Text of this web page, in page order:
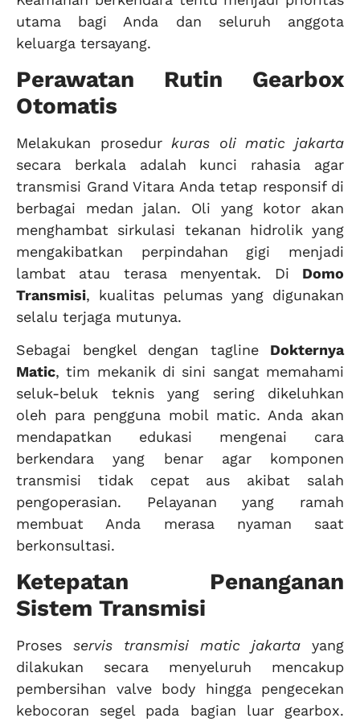
utama bagi Anda dan seluruh anggota
keluarga tersayang.
Perawatan Rutin Gearbox
Otomatis
Melakukan prosedur kuras oli matic jakarta
secara berkala adalah kunci rahasia agar
transmisi Grand Vitara Anda tetap responsif di
berbagai medan jalan. Oli yang kotor akan
menghambat sirkulasi tekanan hidrolik yang
mengakibatkan perpindahan gigi menjadi
lambat atau terasa menyentak. Di Domo
Transmisi, kualitas pelumas yang digunakan
selalu terjaga mutunya.
Sebagai bengkel dengan tagline Dokternya
Matic, tim mekanik di sini sangat memahami
seluk-beluk teknis yang sering dikeluhkan
oleh para pengguna mobil matic. Anda akan
mendapatkan edukasi mengenai cara
berkendara yang benar agar komponen
transmisi tidak cepat aus akibat salah
pengoperasian. Pelayanan yang ramah
membuat Anda merasa nyaman saat
berkonsultasi.
Ketepatan Penanganan
Sistem Transmisi
Proses servis transmisi matic jakarta yang
dilakukan secara menyeluruh mencakup
pembersihan valve body hingga pengecekan
kebocoran segel pada bagian luar gearbox.